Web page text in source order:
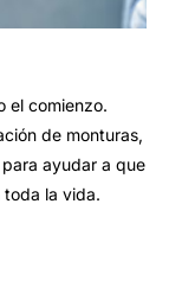
el comienzo.
de monturas,
ayudar a que
la vida.